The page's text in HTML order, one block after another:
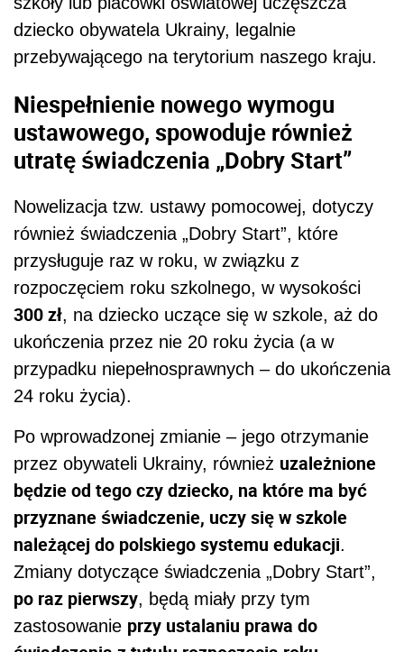
dziecko obywatela Ukrainy, legalnie
przebywającego na terytorium naszego kraju.
Niespełnienie nowego wymogu
ustawowego, spowoduje również
utratę świadczenia „Dobry Start”
Nowelizacja tzw. ustawy pomocowej, dotyczy
również świadczenia „Dobry Start”, które
przysługuje raz w roku, w związku z
rozpoczęciem roku szkolnego, w wysokości
300 zł, na dziecko uczące się w szkole, aż do
ukończenia przez nie 20 roku życia (a w
przypadku niepełnosprawnych – do ukończenia
24 roku życia).
Po wprowadzonej zmianie – jego otrzymanie
przez obywateli Ukrainy, również uzależnione
będzie od tego czy dziecko, na które ma być
przyznane świadczenie, uczy się w szkole
należącej do polskiego systemu edukacji.
Zmiany dotyczące świadczenia „Dobry Start”,
po raz pierwszy, będą miały przy tym
zastosowanie przy ustalaniu prawa do